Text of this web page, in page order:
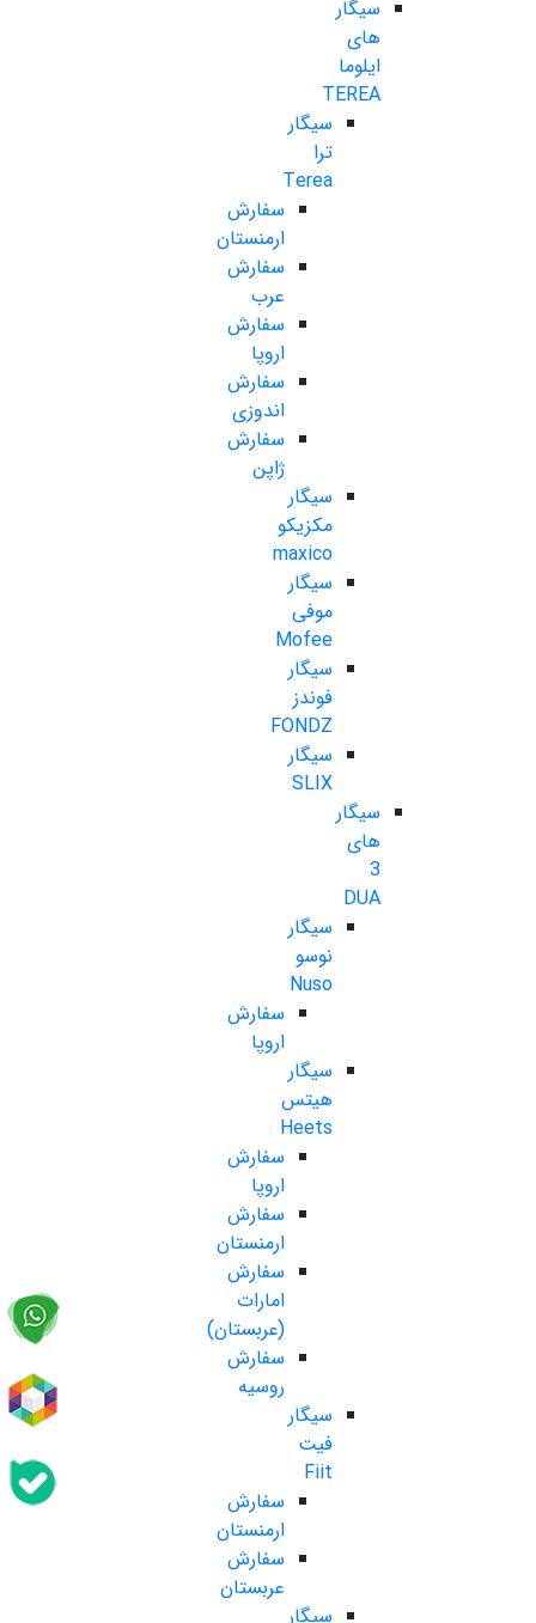
سیگار
های
ایلوما
TEREA
سیگار
ترا
Terea
سفارش
ارمنستان
سفارش
عرب
سفارش
اروپا
سفارش
اندوزی
سفارش
ژاپن
سیگار
مکزیکو
maxico
سیگار
موفی
Mofee
سیگار
فوندز
FONDZ
سیگار
SLIX
سیگار
های
3
DUA
سیگار
نوسو
Nuso
سفارش
اروپا
سیگار
هیتس
Heets
سفارش
اروپا
سفارش
ارمنستان
سفارش
امارات
(عربستان)
سفارش
روسیه
سیگار
فیت
Fiit
سفارش
ارمنستان
سفارش
عربستان
سیگار